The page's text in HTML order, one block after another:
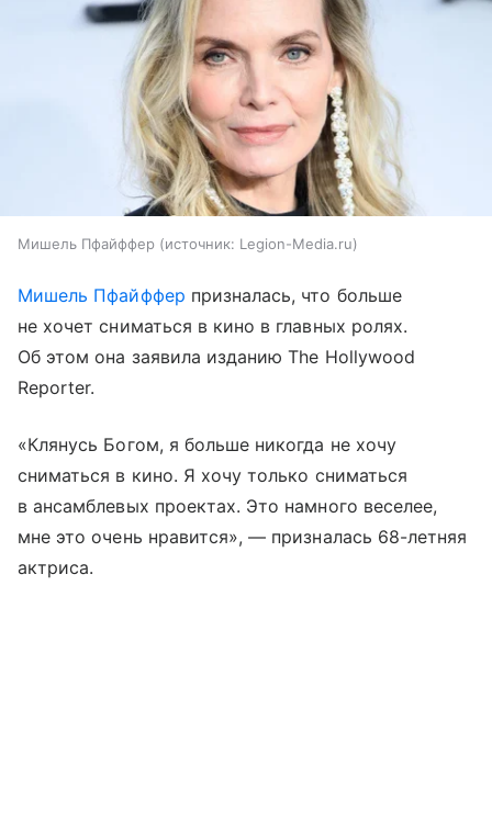
Мишель Пфайффер источник: Legion-Media.ru
Мишель Пфайффер призналась, что больше
не хочет сниматься в кино в главных ролях.
Об этом она заявила изданию The Hollywood
Reporter.
«Клянусь Богом, я больше никогда не хочу
сниматься в кино. Я хочу только сниматься
в ансамблевых проектах. Это намного веселее,
мне это очень нравится», — призналась 68-летняя
актриса.